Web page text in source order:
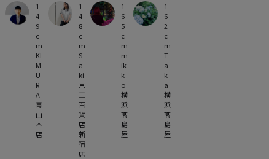
青
山
本
店
KI
M
U
R
A
1
4
9
c
m
京
王
百
貨
店
新
宿
店
S
a
ki
1
4
8
c
m
横
浜
髙
島
屋
m
ik
k
o
1
6
5
c
m
横
浜
髙
島
屋
T
a
k
a
1
6
2
c
m